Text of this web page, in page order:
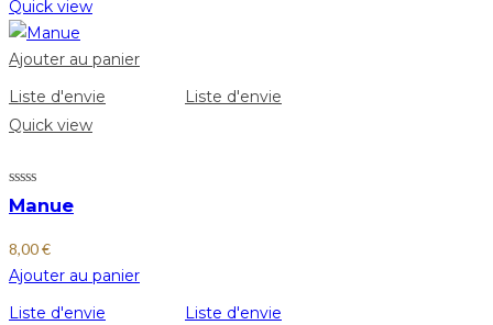
Quick view
Ajouter au panier
Liste d'envie
Liste d'envie
Quick view
Manue
8,00€
Ajouter au panier
Liste d'envie
Liste d'envie